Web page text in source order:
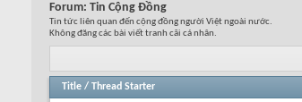
Forum: Tin Cộng Đồng
Tin tức liên quan đến cộng đồng người Việt ngoài nước.
Không đăng các bài viết tranh cãi cá nhân.
Title / Thread Starter